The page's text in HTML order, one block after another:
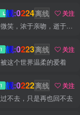
靓:0224离线
关注
爱，起于微笑，浓于亲吻，逝于泪水
靓:0223离线
关注
这个世界温柔的爱着
靓:0222离线
关注
不去，只是再也回不去